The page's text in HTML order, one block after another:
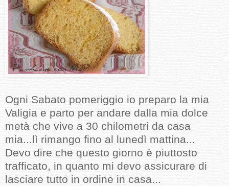
Ogni Sabato pomeriggio io preparo la mia
Valigia e parto per andare dalla mia dolce
metà che vive a 30 chilometri da casa
mia...lì rimango fino al lunedì mattina...
Devo dire che questo giorno è piuttosto
trafficato, in quanto mi devo assicurare di
lasciare tutto in ordine in casa...